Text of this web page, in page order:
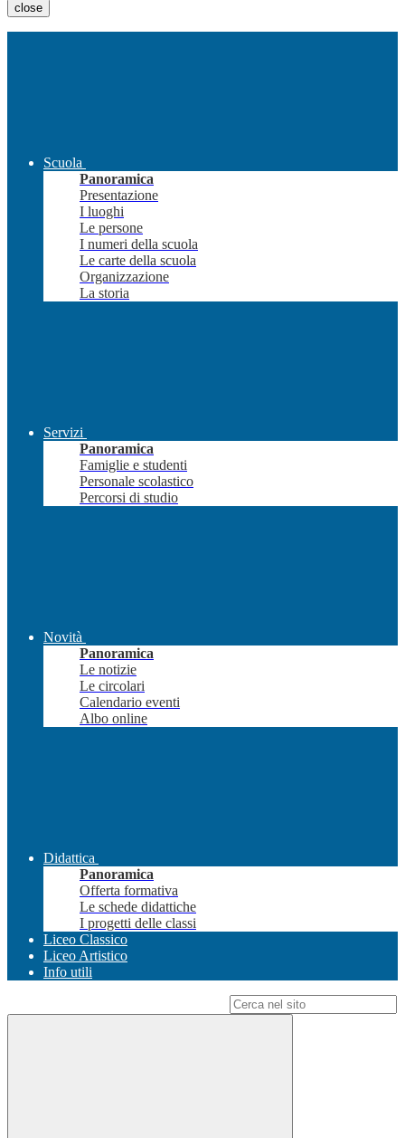
close
Scuola
Panoramica
Presentazione
I luoghi
Le persone
I numeri della scuola
Le carte della scuola
Organizzazione
La storia
Servizi
Panoramica
Famiglie e studenti
Personale scolastico
Percorsi di studio
Novità
Panoramica
Le notizie
Le circolari
Calendario eventi
Albo online
Didattica
Panoramica
Offerta formativa
Le schede didattiche
I progetti delle classi
Liceo Classico
Liceo Artistico
Info utili